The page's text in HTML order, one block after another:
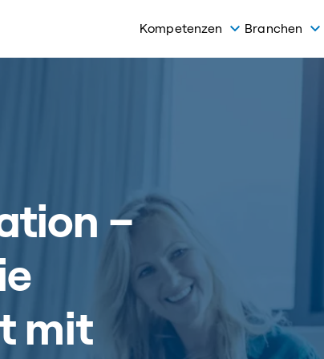
Kompetenzen Branchen
–
mit